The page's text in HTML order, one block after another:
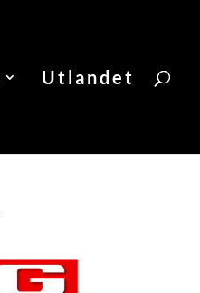
Utlandet